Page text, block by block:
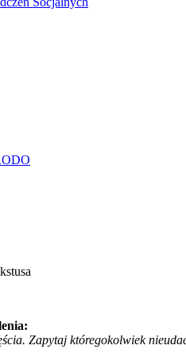
Zapytaj któregokolwiek